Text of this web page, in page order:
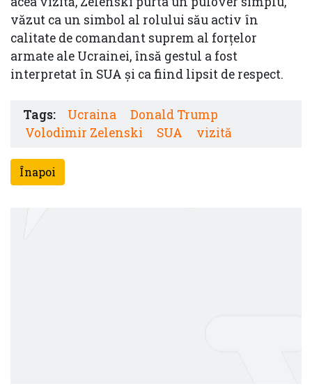
văzut ca un simbol al rolului său activ în
calitate de comandant suprem al forțelor
armate ale Ucrainei, însă gestul a fost
interpretat în SUA și ca fiind lipsit de respect.
Tags: Ucraina
Donald Trump
Volodimir Zelenski
SUA vizită
Înapoi